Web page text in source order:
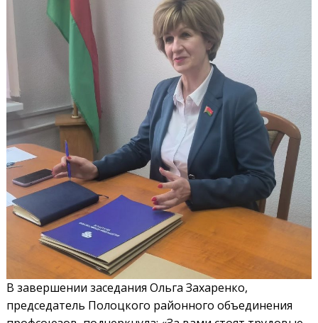
В завершении заседания Ольга Захаренко,
председатель Полоцкого районного объединения